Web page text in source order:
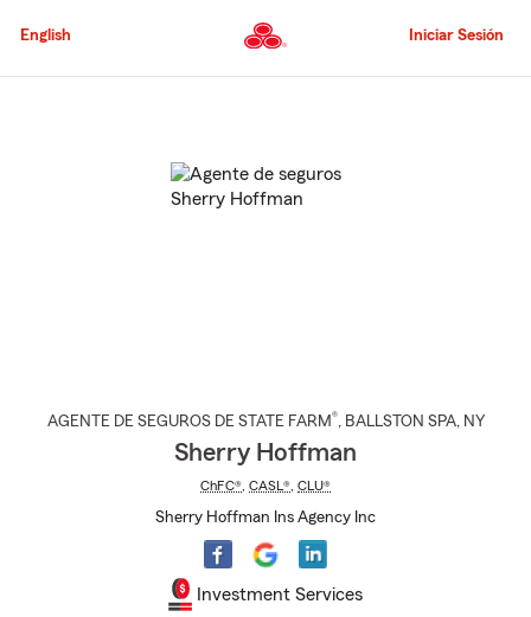
al
principal
English Iniciar Sesión
AGENTE DE SEGUROS DE STATE FARM®, BALLSTON SPA, NY
Sherry Hoffman
ChFC® CASL® CLU®
Sherry Hoffman Ins Agency Inc
Investment Services